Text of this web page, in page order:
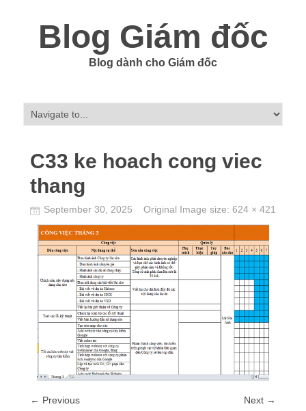
Blog Giám đốc
Blog dành cho Giám đốc
C33 ke hoach cong viec
thang
September 30, 2025 Original Image size: 624 × 421
← Previous
Next →